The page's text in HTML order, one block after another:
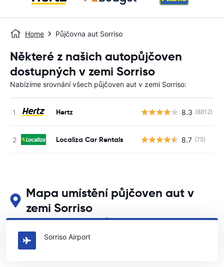
Home Půjčovna aut Sorriso
Některé z našich autopůjčoven
dostupných v zemi Sorriso
Nabízíme srovnání všech půjčoven aut v zemi Sorriso:
Hertz 8.3 (8812)
Localiza Car Rentals 8.7 (75)
Mapa umístění půjčoven aut v
zemi Sorriso
Podívejte se na naše hlavní půjčovny aut v zemi Sorriso
Sorriso Airport